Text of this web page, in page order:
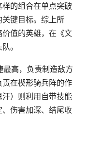
的组合在单点突破
键目标。综上所
值的英雄，在《文
。
最高，负责制造敌方
在楔形骑兵阵的作
）则利用自带技能
伤害加深、结尾收